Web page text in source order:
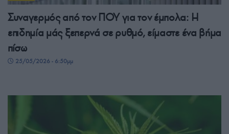
Συναγερμός από τον ΠΟΥ για τον έμπολα: Η
επιδημία μάς ξεπερνά σε ρυθμό, είμαστε ένα βήμα
πίσω
25/05/2026 - 6:50μμ